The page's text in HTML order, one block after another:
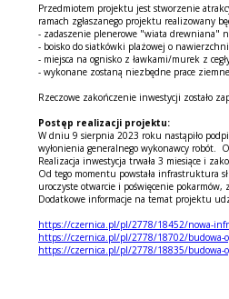
Przedmiotem projektu jest stworzenie
ramach zgłaszanego projektu realizowany
- zadaszenie plenerowe "wiata drewniana"
- boisko do siatkówki plażowej o
- miejsca na ognisko z ławkami/murek z
- wykonane zostaną niezbędne prace
Rzeczowe zakończenie inwestycji zostało
Postęp realizacji projektu:
W dniu 9 sierpnia 2023 roku nastąpiło
wyłonienia generalnego wykonawcy robót.
Realizacja inwestycja trwała 3 miesiące i
Od tego momentu powstała infrastruktura
uroczyste otwarcie i poświęcenie
Dodatkowe informacje na temat projektu
https://czernica.pl/pl/2778/18452/nowa-
https://czernica.pl/pl/2778/18702/budowa-
https://czernica.pl/pl/2778/18835/budowa-